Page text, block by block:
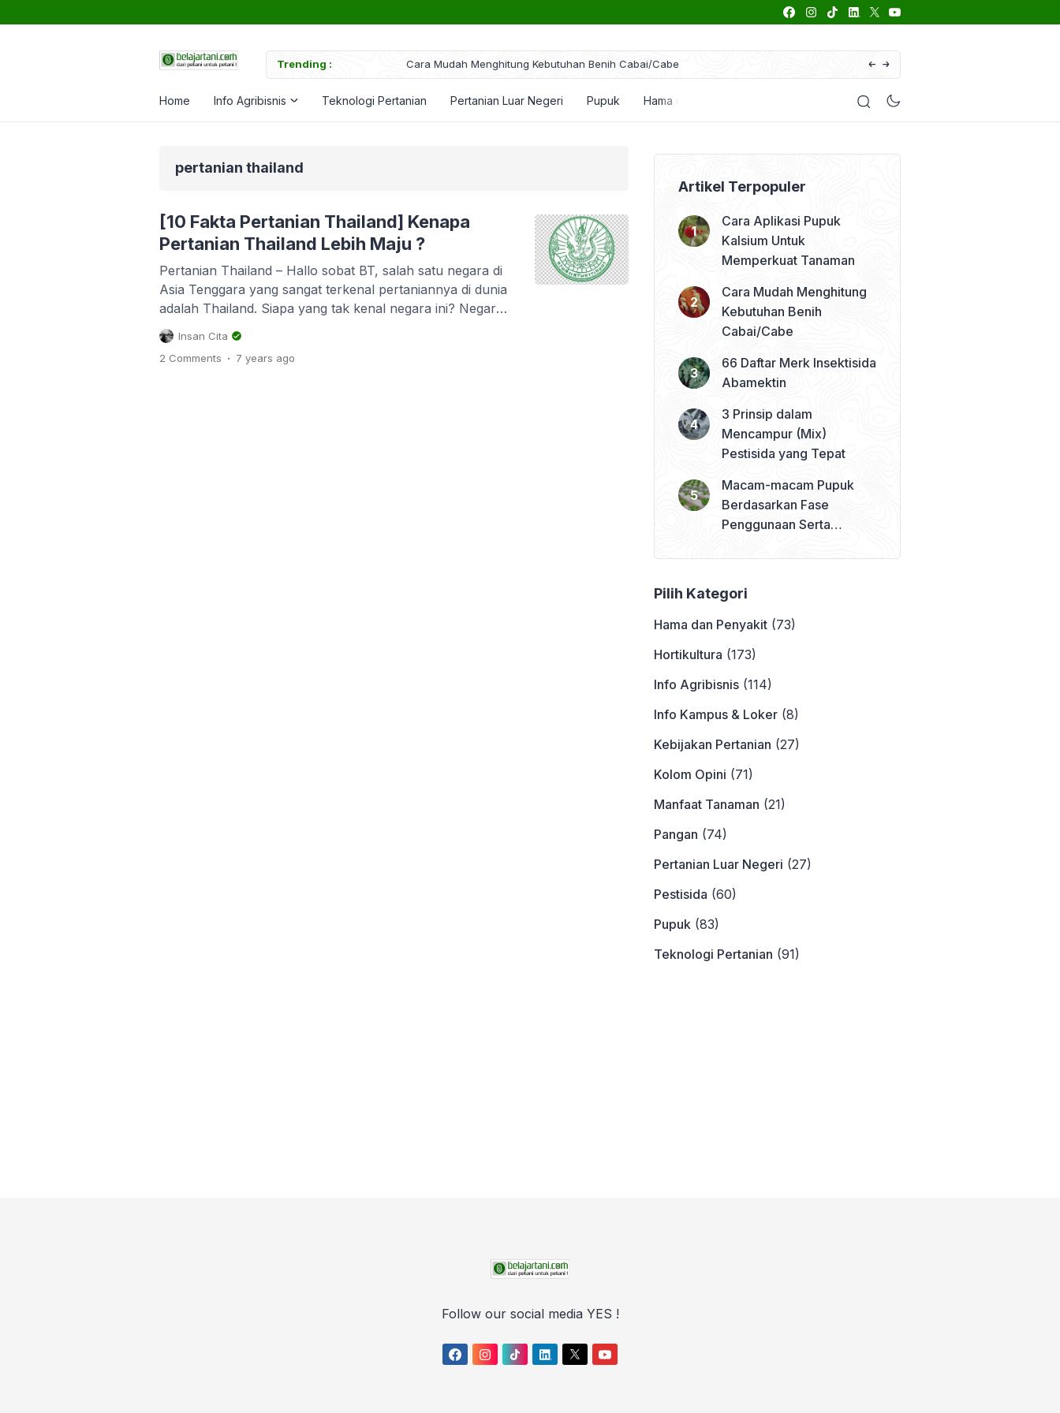
Trending : Cara Mudah Menghitung Kebutuhan Benih Cabai/Cabe 66 Daftar Merk Insektisida Abamektin
Home Info Agribisnis Teknologi Pertanian Pertanian Luar Negeri Pupuk Hama dan Penyakit Manfaat Tanaman
pertanian thailand
[10 Fakta Pertanian Thailand] Kenapa
Pertanian Thailand Lebih Maju ?
Pertanian Thailand – Hallo sobat BT, salah satu negara di
Asia Tenggara yang sangat terkenal pertaniannya di dunia
adalah Thailand. Siapa yang tak kenal negara ini? Negara
yang terkenal dengan nageri Gajah Putih itu, tak hanya
dikenal sebagai raja sepak bola di Asia Tenggara, tapi
sangat dikenal juga sebagai negara agraris yang maju.
Insan Cita
2 Comments . 7 years ago
Artikel Terpopuler
Cara Aplikasi Pupuk
Kalsium Untuk
Memperkuat Tanaman
Cara Mudah Menghitung
Kebutuhan Benih
Cabai/Cabe
66 Daftar Merk Insektisida
Abamektin
3 Prinsip dalam
Mencampur (Mix)
Pestisida yang Tepat
Macam-macam Pupuk
Berdasarkan Fase
Penggunaan Serta
Pilih Kategori
Hama dan Penyakit(73)
Hortikultura (173)
Info Agribisnis(114)
Info Kampus & Loker(8)
Kebijakan Pertanian (27)
Kolom Opini (71)
Manfaat Tanaman (21)
Pangan (74)
Pertanian Luar Negeri (27)
Pestisida (60)
Pupuk(83)
Teknologi Pertanian (91)
Follow our social media YES !